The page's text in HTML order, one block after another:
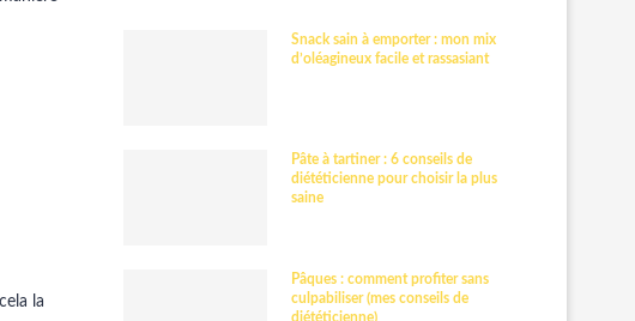
la
Snack sain à emporter : mon mix
d’oléagineux facile et rassasiant
Pâte à tartiner : 6 conseils de
diététicienne pour choisir la plus
saine
Pâques : comment profiter sans
culpabiliser (mes conseils de
diététicienne)